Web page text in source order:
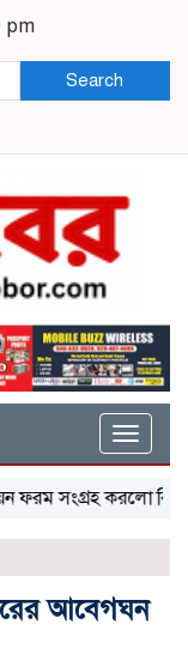
pm
Search
Toggle
সংগ্রহ করলো বিএনপি
আবেগঘন